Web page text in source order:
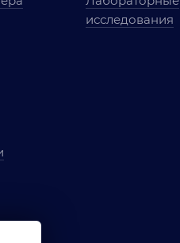
исследования